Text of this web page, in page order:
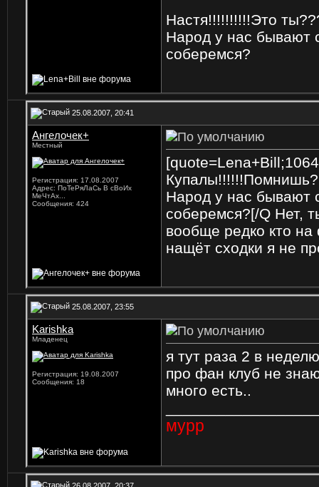
Настя!!!!!!!!!!Это
Народ у нас бывают
соберемся?
25.08.2007, 20:41
Ангелочек+
Местный
Регистрация: 17.08.2007
Адрес: ПоТеРяЛаСь В сВоИх
МеЧтАх...
Сообщения: 424
Народ у нас бывают
соберемся?[/Q Нет,
вообще редко кто
нащёт сходки я не
25.08.2007, 23:55
Karishka
Младенец
Регистрация: 19.08.2007
Сообщения: 18
я тут раза 2 в
про фан клуб не
много есть..
мурр